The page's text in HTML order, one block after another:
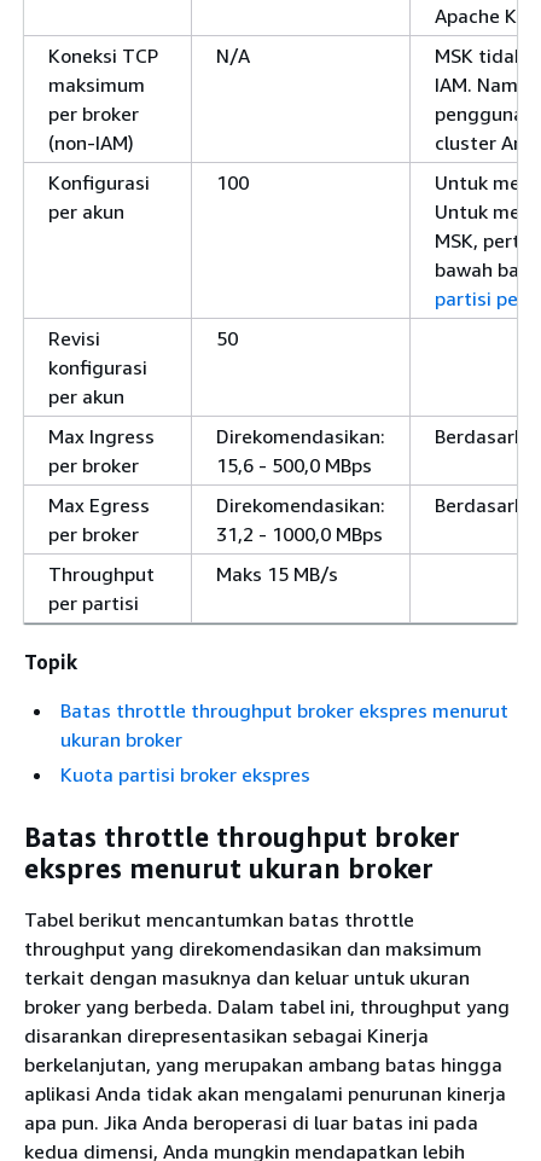
Apache
Koneksi TCP
maksimum
per broker
(non-IAM)
N/A
MSK tidak
IAM.
cluster
Konfigurasi
per akun
100
Untuk
Untuk
MSK,
bawah
partisi per
Revisi
konfigurasi
per akun
50
Max Ingress
per broker
Direkomendasikan:
15,6 - 500,0 MBps
Max Egress
per broker
Direkomendasikan:
31,2 - 1000,0 MBps
Throughput
per partisi
Maks 15 MB/s
Topik
Batas throttle throughput broker ekspres menurut
ukuran broker
Kuota partisi broker ekspres
Batas throttle throughput broker
ekspres menurut ukuran broker
Tabel berikut mencantumkan batas throttle
throughput yang direkomendasikan dan maksimum
terkait dengan masuknya dan keluar untuk ukuran
broker yang berbeda. Dalam tabel ini, throughput yang
disarankan direpresentasikan sebagai Kinerja
berkelanjutan, yang merupakan ambang batas hingga
aplikasi Anda tidak akan mengalami penurunan kinerja
apa pun. Jika Anda beroperasi di luar batas ini pada
kedua dimensi, Anda mungkin mendapatkan lebih